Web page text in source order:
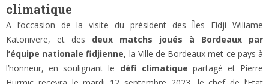
climatique
A l’occasion de la visite du président des Îles Fidji Wiliame
Katonivere, et des deux matchs joués à Bordeaux par
l’équipe nationale fidjienne, la Ville de Bordeaux met ce pays à
l’honneur, en soulignant le défi climatique partagé et Pierre